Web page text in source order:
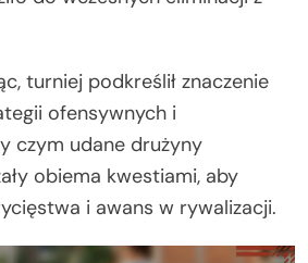
turniej podkreślił znaczenie
ofensywnych i
czym udane drużyny
obiema kwestiami, aby
i awans w rywalizacji.